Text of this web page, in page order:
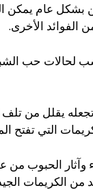
بشكل عام يمكن
الفوائد الأخرى.
لحالات حب
يقلل من تلف
التي تفتح
الحبوب من
من الكريمات